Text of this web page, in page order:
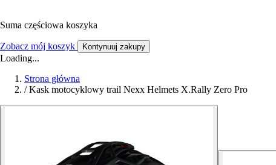
Suma częściowa koszyka
Zobacz mój koszyk Kontynuuj zakupy
Loading...
Strona główna
/ Kask motocyklowy trail Nexx Helmets X.Rally Zero Pro